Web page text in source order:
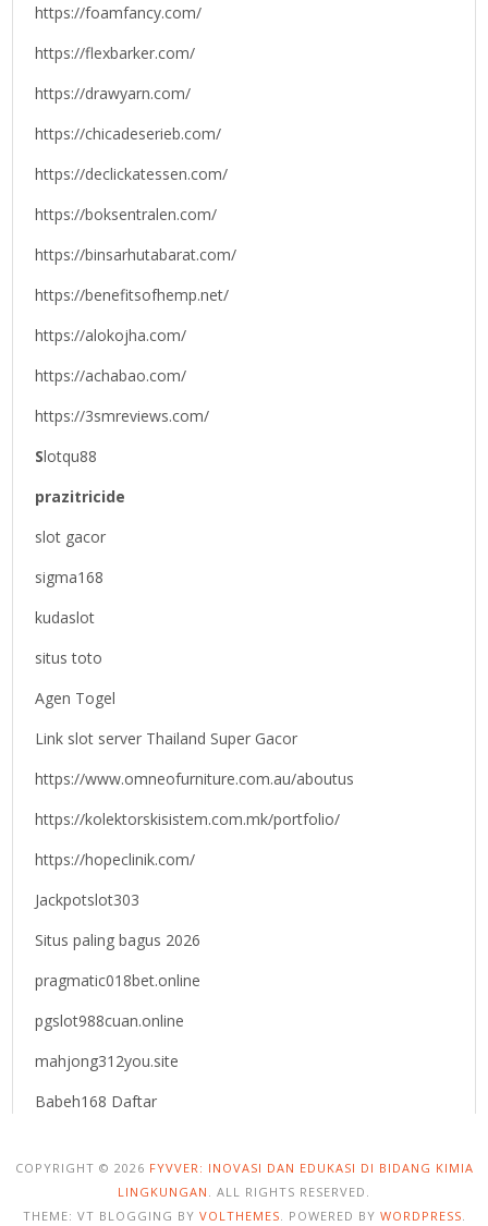
https://foamfancy.com/
https://flexbarker.com/
https://drawyarn.com/
https://chicadeserieb.com/
https://declickatessen.com/
https://boksentralen.com/
https://binsarhutabarat.com/
https://benefitsofhemp.net/
https://alokojha.com/
https://achabao.com/
https://3smreviews.com/
Slotqu88
prazitricide
slot gacor
sigma168
kudaslot
situs toto
Agen Togel
Link slot server Thailand Super Gacor
https://www.omneofurniture.com.au/aboutus
https://kolektorskisistem.com.mk/portfolio/
https://hopeclinik.com/
Jackpotslot303
Situs paling bagus 2026
pragmatic018bet.online
pgslot988cuan.online
mahjong312you.site
Babeh168 Daftar
COPYRIGHT © 2026 FYVVER: INOVASI DAN EDUKASI DI BIDANG KIMIA
LINGKUNGAN
. ALL RIGHTS RESERVED.
THEME: VT BLOGGING BY VOLTHEMES . POWERED BY WORDPRESS